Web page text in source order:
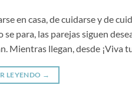
en casa, de cuidarse y de
para, las parejas siguen
Mientras llegan, desde ¡Viva
LEYENDO →